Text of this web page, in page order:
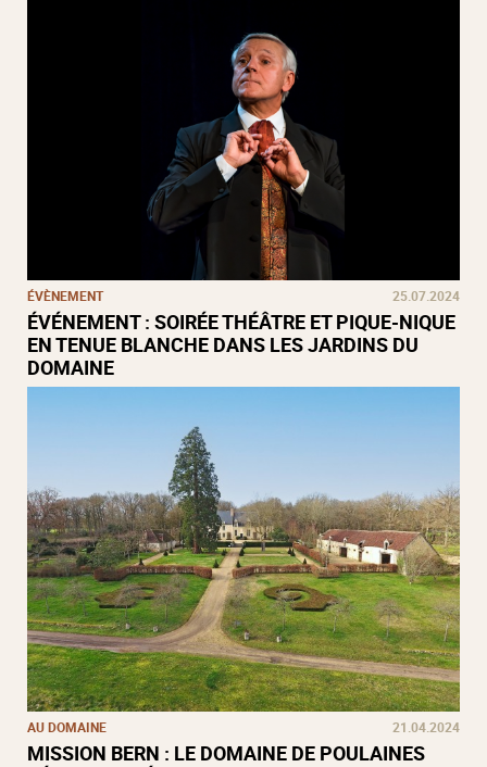
ÉVÈNEMENT 25.07.2024
ÉVÉNEMENT : SOIRÉE THÉÂTRE ET PIQUE-NIQUE
EN TENUE BLANCHE DANS LES JARDINS DU
DOMAINE
AU DOMAINE 21.04.2024
MISSION BERN : LE DOMAINE DE POULAINES